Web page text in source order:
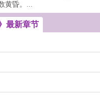
黄昏。...
最新章节